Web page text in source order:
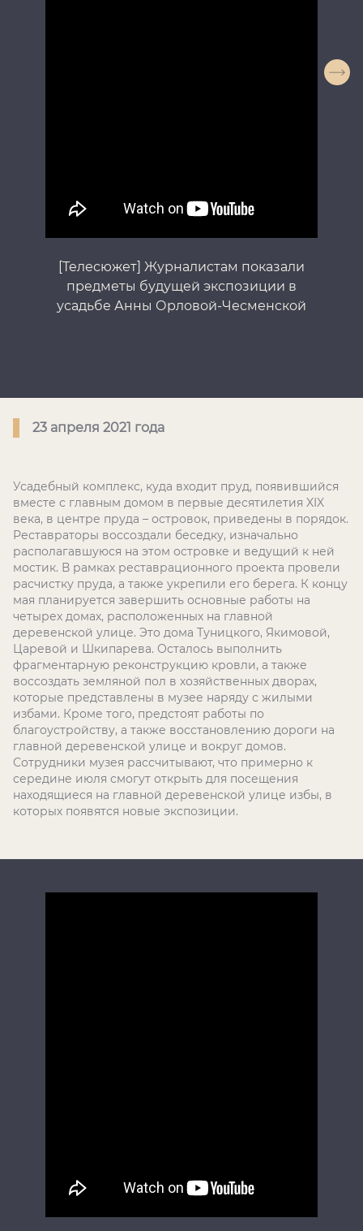
[Телесюжет] Журналистам показали
предметы будущей экспозиции в
усадьбе Анны Орловой-Чесменской
23 апреля 2021 года
Усадебный комплекс, куда входит пруд, появившийся
вместе с главным домом в первые десятилетия XIX
века, в центре пруда – островок, приведены в порядок.
Реставраторы воссоздали беседку, изначально
располагавшуюся на этом островке и ведущий к ней
мостик. В рамках реставрационного проекта провели
расчистку пруда, а также укрепили его берега. К концу
мая планируется завершить основные работы на
четырех домах, расположенных на главной
деревенской улице. Это дома Туницкого, Якимовой,
Царевой и Шкипарева. Осталось выполнить
фрагментарную реконструкцию кровли, а также
воссоздать земляной пол в хозяйственных дворах,
которые представлены в музее наряду с жилыми
избами. Кроме того, предстоят работы по
благоустройству, а также восстановлению дороги на
главной деревенской улице и вокруг домов.
Сотрудники музея рассчитывают, что примерно к
середине июля смогут открыть для посещения
находящиеся на главной деревенской улице избы, в
которых появятся новые экспозиции.